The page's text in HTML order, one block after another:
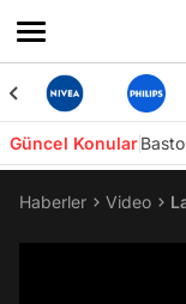
Güncel Konular
Haberler Video